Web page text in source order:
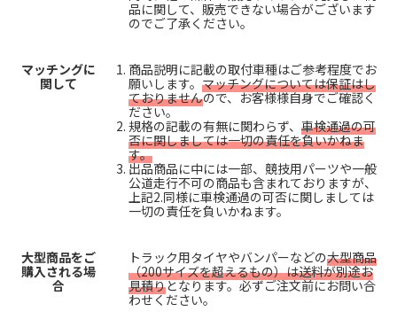
品に関して、販売できない場合がございます
のでご了承ください。
マッチングに
関して
商品説明に記載の取付車種はご参考程度でお
願いします。 マッチングについては保証はし
ておりませんので、お客様様自身でご確認く
ださい。
規格の記載の有無に関わらず、 車検通過の可
否に関しましては一切の責任を負いかねま
す。
出品商品に中には一部、競技用パーツや一般
公道走行不可の商品も含まれておりますが、
上記2.同様に車検通過の可否に関しましては
一切の責任を負いかねます。
大型商品をご
購入される場
合
トラック用タイヤやバンパーなどの大型商品
（200サイズを超えるもの）は送料が別途お
見積りとなります。必ずご注文前にお問い合
わせください。